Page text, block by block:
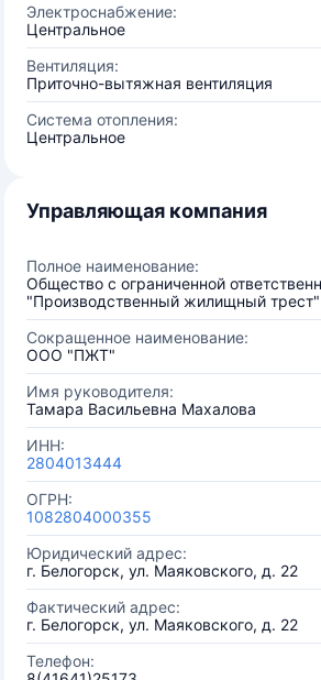
Электроснабжение:
Центральное
Вентиляция:
Приточно-вытяжная вентиляция
Система отопления:
Центральное
Управляющая компания
Полное наименование:
Общество с ограниченной
"Производственный жилищный трест"
Сокращенное наименование:
ООО "ПЖТ"
Имя руководителя:
Тамара Васильевна Махалова
ИНН:
2804013444
ОГРН:
1082804000355
Юридический адрес:
г. Белогорск, ул. Маяковского, д. 22
Фактический адрес:
г. Белогорск, ул. Маяковского, д. 22
Телефон: